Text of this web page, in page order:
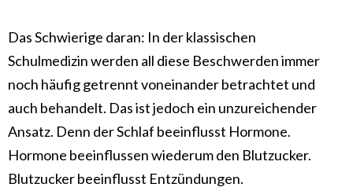
Das Schwierige daran: In der klassischen
Schulmedizin werden all diese Beschwerden immer
noch häufig getrennt voneinander betrachtet und
auch behandelt. Das ist jedoch ein unzureichender
Ansatz. Denn der Schlaf beeinflusst Hormone.
Hormone beeinflussen wiederum den Blutzucker.
Blutzucker beeinflusst Entzündungen.